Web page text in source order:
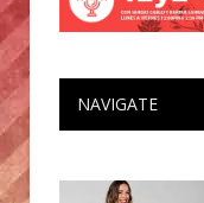
NAVIGATE